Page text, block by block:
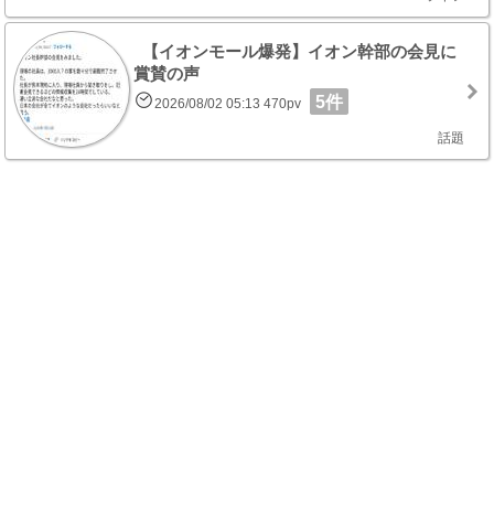
【イオンモール爆発】イオン幹部の会見に
賞賛の声
2026/08/02 05:13 470pv 5件
話題